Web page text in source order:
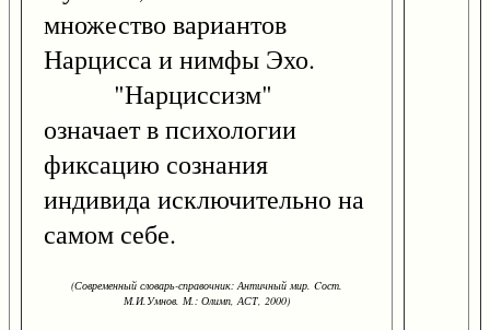
множество вариантов
Нарцисса и нимфы Эхо.
"Нарциссизм"
означает в психологии
фиксацию сознания
индивида исключительно на
самом себе.
(Современный словарь-справочник: Античный мир. Cост.
М.И.Умнов. М.: Олимп, АСТ, 2000)